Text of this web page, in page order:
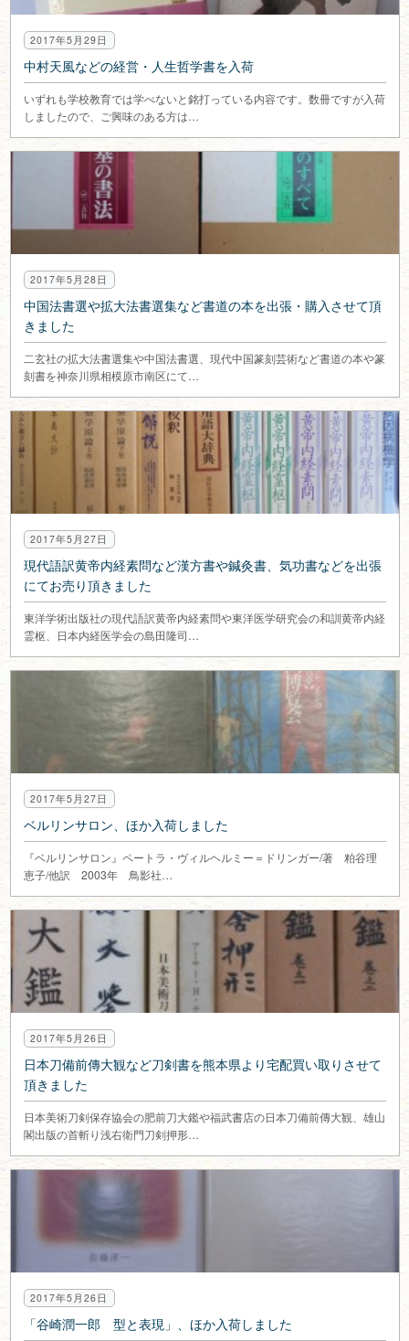
2017年5月29日
中村天風などの経営・人生哲学書を入荷
いずれも学校教育では学べないと銘打っている内容です。数冊ですが入荷
しましたので、ご興味のある方は…
2017年5月28日
中国法書選や拡大法書選集など書道の本を出張・購入させて頂
きました
二玄社の拡大法書選集や中国法書選、現代中国篆刻芸術など書道の本や篆
刻書を神奈川県相模原市南区にて…
2017年5月27日
現代語訳黄帝内経素問など漢方書や鍼灸書、気功書などを出張
にてお売り頂きました
東洋学術出版社の現代語訳黄帝内経素問や東洋医学研究会の和訓黄帝内経
霊枢、日本内経医学会の島田隆司…
2017年5月27日
ベルリンサロン、ほか入荷しました
『ベルリンサロン』ペートラ・ヴィルヘルミー＝ドリンガー/著 粕谷理
恵子/他訳 2003年 鳥影社…
2017年5月26日
日本刀備前傳大観など刀剣書を熊本県より宅配買い取りさせて
頂きました
日本美術刀剣保存協会の肥前刀大鑑や福武書店の日本刀備前傳大観、雄山
閣出版の首斬り浅右衛門刀剣押形…
2017年5月26日
「谷崎潤一郎 型と表現」、ほか入荷しました